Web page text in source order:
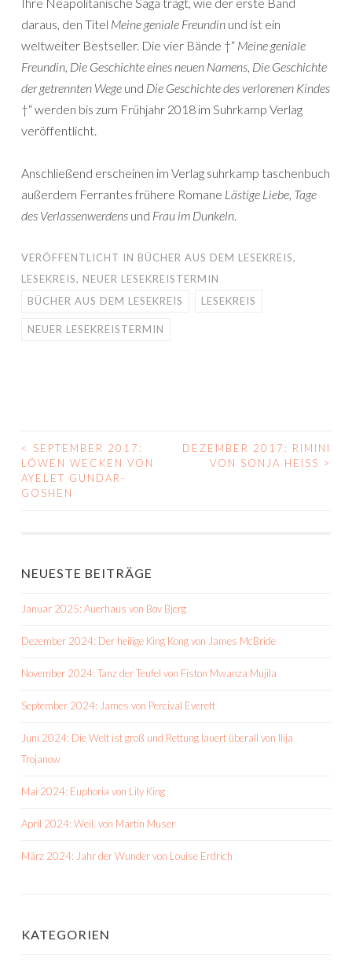
daraus, den Titel Meine geniale Freundin und ist ein
weltweiter Bestseller. Die vier Bände †“ Meine geniale
Freundin, Die Geschichte eines neuen Namens, Die Geschichte
der getrennten Wege und Die Geschichte des verlorenen Kindes
†“ werden bis zum Frühjahr 2018 im Suhrkamp Verlag
veröffentlicht.
Anschließend erscheinen im Verlag suhrkamp taschenbuch
außerdem Ferrantes frühere Romane Lästige Liebe, Tage
des Verlassenwerdens und Frau im Dunkeln.
VERÖFFENTLICHT IN BÜCHER AUS DEM LESEKREIS,
LESEKREIS, NEUER LESEKREISTERMIN
BÜCHER AUS DEM LESEKREIS
LESEKREIS
NEUER LESEKREISTERMIN
BEITRAGS-
NAVIGATION
<
SEPTEMBER 2017:
LÖWEN WECKEN VON
AYELET GUNDAR-
GOSHEN
DEZEMBER 2017: RIMINI
VON SONJA HEISS >
NEUESTE BEITRÄGE
Januar 2025: Auerhaus von Bov Bjerg
Dezember 2024: Der heilige King Kong von James McBride
November 2024: Tanz der Teufel von Fiston Mwanza Mujila
September 2024: James von Percival Everett
Juni 2024: Die Welt ist groß und Rettung lauert überall von Ilija
Trojanow
Mai 2024: Euphoria von Lily King
April 2024: Weil. von Martin Muser
März 2024: Jahr der Wunder von Louise Erdrich
KATEGORIEN